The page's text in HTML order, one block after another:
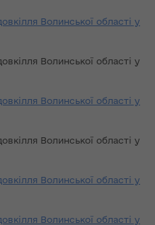
Волинської області у
Волинської області у
Волинської області у
Волинської області у
Волинської області у
Волинської області у